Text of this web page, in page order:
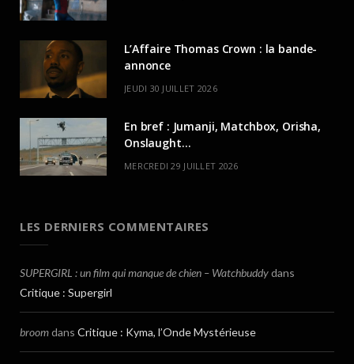
L’Affaire Thomas Crown : la bande-
annonce
JEUDI 30 JUILLET 2026
En bref : Jumanji, Matchbox, Orisha,
Onslaught…
MERCREDI 29 JUILLET 2026
LES DERNIERS COMMENTAIRES
SUPERGIRL : un film qui manque de chien – Watchbuddydans
Critique : Supergirl
broomdans Critique : Kyma, l’Onde Mystérieuse